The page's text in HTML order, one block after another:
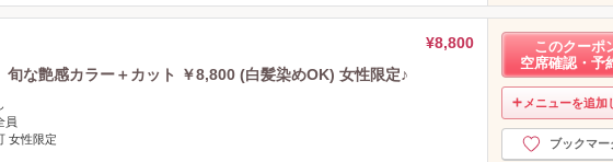
¥8,800
旬な艶感カラー＋カット ￥8,800 (白髪染めOK) 女性限定♪
員
女性限定
このクーポ
空席確認・予
メニューを追加
ブックマー